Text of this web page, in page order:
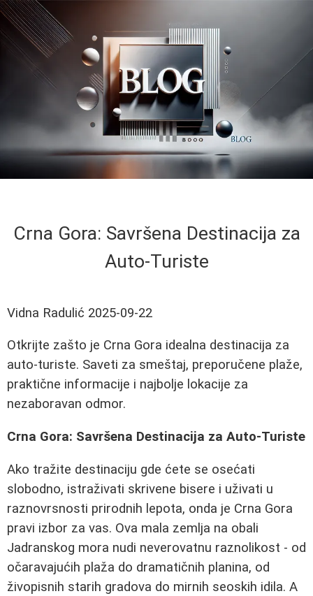
Crna Gora: Savršena Destinacija za
Auto-Turiste
Vidna Radulić 2025-09-22
Otkrijte zašto je Crna Gora idealna destinacija za
auto-turiste. Saveti za smeštaj, preporučene plaže,
praktične informacije i najbolje lokacije za
nezaboravan odmor.
Crna Gora: Savršena Destinacija za Auto-Turiste
Ako tražite destinaciju gde ćete se osećati
slobodno, istraživati skrivene bisere i uživati u
raznovrsnosti prirodnih lepota, onda je Crna Gora
pravi izbor za vas. Ova mala zemlja na obali
Jadranskog mora nudi neverovatnu raznolikost - od
očaravajućih plaža do dramatičnih planina, od
živopisnih starih gradova do mirnih seoskih idila. A